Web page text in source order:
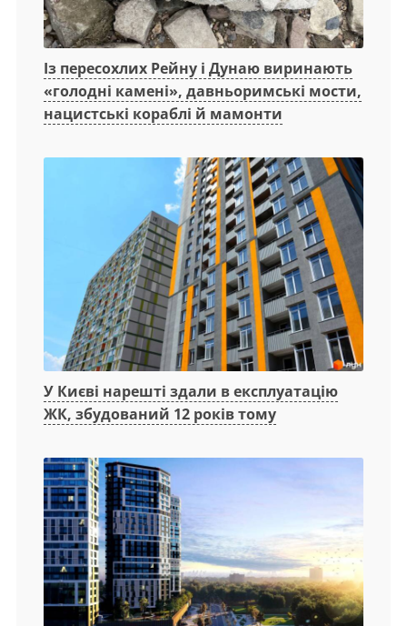
Із пересохлих Рейну і Дунаю виринають
«голодні камені», давньоримські мости,
нацистські кораблі й мамонти
У Києві нарешті здали в експлуатацію
ЖК, збудований 12 років тому